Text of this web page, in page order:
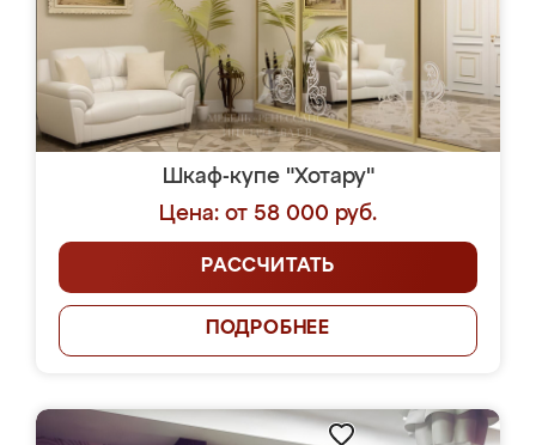
Шкаф-купе "Хотару"
Цена: от 58 000 руб.
РАССЧИТАТЬ
ПОДРОБНЕЕ